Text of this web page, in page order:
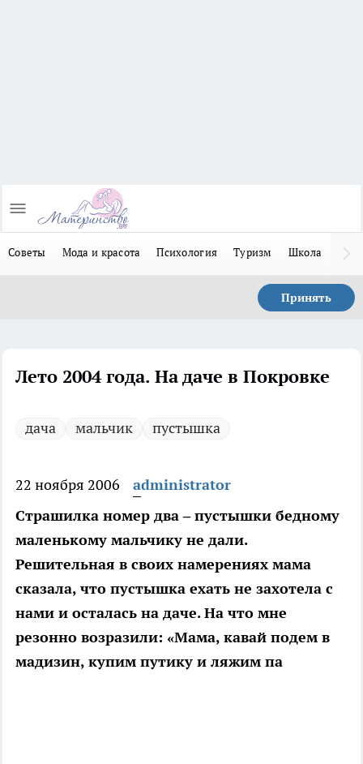
Советы Мода и красота Психология Туризм Школа
Принять
Лето 2004 года. На даче в Покровке
дача мальчик пустышка
22 ноября 2006
administrator
Страшилка номер два – пустышки бедному
маленькому мальчику не дали.
Решительная в своих намерениях мама
сказала, что пустышка ехать не захотела с
нами и осталась на даче. На что мне
резонно возразили: «Мама, кавай подем в
мадизин, купим путику и ляжим па